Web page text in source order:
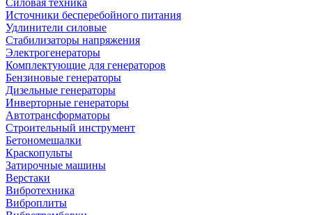
Силовая техника
Источники бесперебойного питания
Удлинители силовые
Стабилизаторы напряжения
Электрогенераторы
Комплектующие для генераторов
Бензиновые генераторы
Дизельные генераторы
Инверторные генераторы
Автотрансформаторы
Строительный инструмент
Бетономешалки
Краскопульты
Затирочные машины
Верстаки
Вибротехника
Виброплиты